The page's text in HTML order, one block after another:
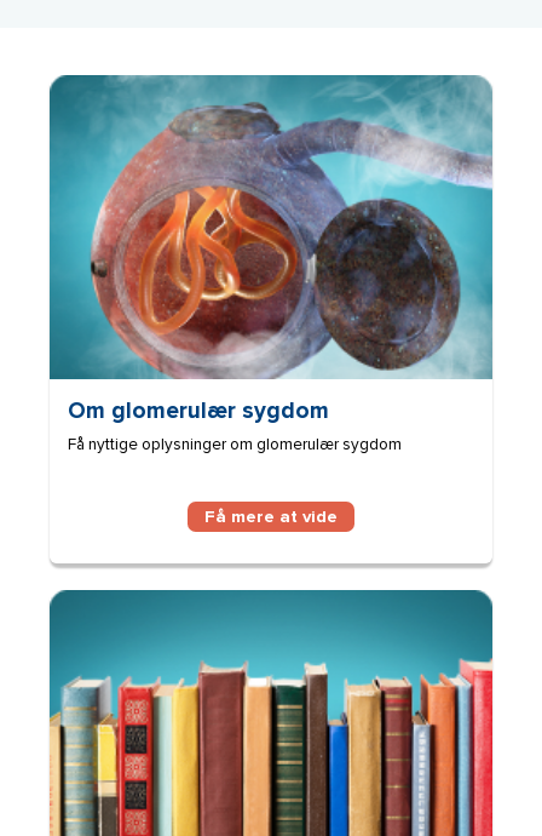
Billede
Om glomerulær sygdom
Få nyttige oplysninger om glomerulær sygdom
Få mere at vide
Billede